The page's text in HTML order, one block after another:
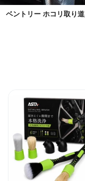
ベントリー ホコリ取り